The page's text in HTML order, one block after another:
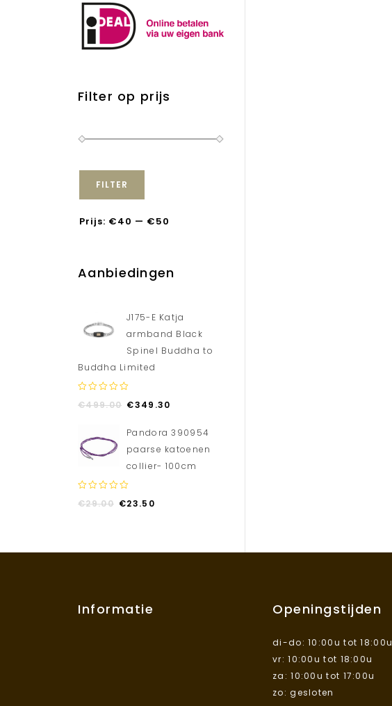
Filter op prijs
FILTER
Prijs: €40 — €50
Aanbiedingen
J175-E Katja
armband Black
Spinel Buddha to
Buddha Limited
out
€499.00 €349.30
Pandora 390954
paarse katoenen
collier- 100cm
out
€29.00 €23.50
Informatie Openingstijden
di-do: 10:00u tot 18:00u
vr: 10:00u tot 18:00u
za: 10:00u tot 17:00u
zo: gesloten